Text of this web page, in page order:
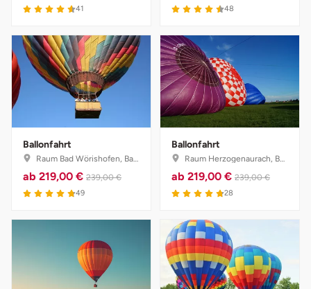
4.6 von 5
41 4.5 von 5
48
Ballonfahrt
Raum Bad Wörishofen, Bayern
ab 219,00 € 239,00 €
4.8 von 5
49
Ballonfahrt
Raum Herzogenaurach, Bayern
ab 219,00 € 239,00 €
4.8 von 5
28